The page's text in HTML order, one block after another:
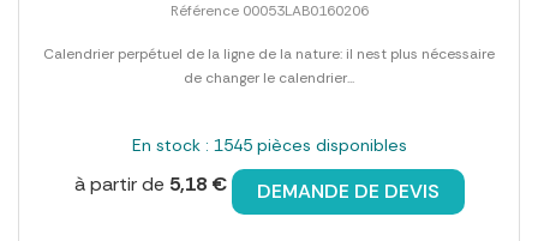
Référence 00053LAB0160206
Calendrier perpétuel de la ligne de la nature: il nest plus nécessaire
de changer le calendrier...
En stock : 1545 pièces disponibles
à partir de 5,18 € DEMANDE DE DEVIS